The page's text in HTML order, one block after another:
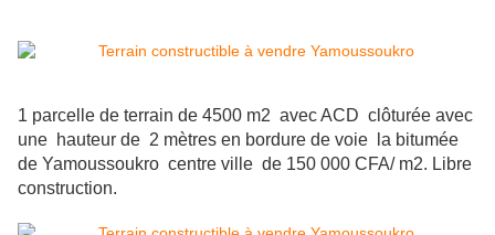
1 parcelle de terrain de 4500 m2 avec ACD clôturée avec
une hauteur de 2 mètres en bordure de voie la bitumée
de Yamoussoukro centre ville de 150 000 CFA/ m2. Libre
construction.